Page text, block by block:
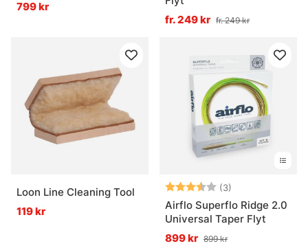
799 kr
fr. 249 kr fr. 249 kr
Loon Line Cleaning Tool
119 kr
Betyg: (3)
Airflo Superflo Ridge 2.0
Universal Taper Flyt
899 kr 899 kr